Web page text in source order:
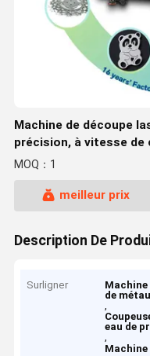
Machine de découpe
précision, à vitesse de
mm/min
MOQ：1
meilleur prix
Description De
Surligner
Machine
de
,
eau de
,
Machine